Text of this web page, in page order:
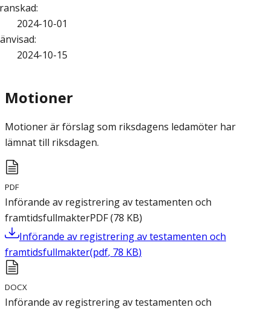
:
2024-10-01
:
2024-10-15
Motioner
Motioner är förslag som riksdagens ledamöter har
lämnat till riksdagen.
PDF
Införande av registrering av testamenten och
framtidsfullmakterPDF(78 KB)
Införande av registrering av testamenten och
framtidsfullmakter(pdf, 78 KB)
DOCX
Införande av registrering av testamenten och